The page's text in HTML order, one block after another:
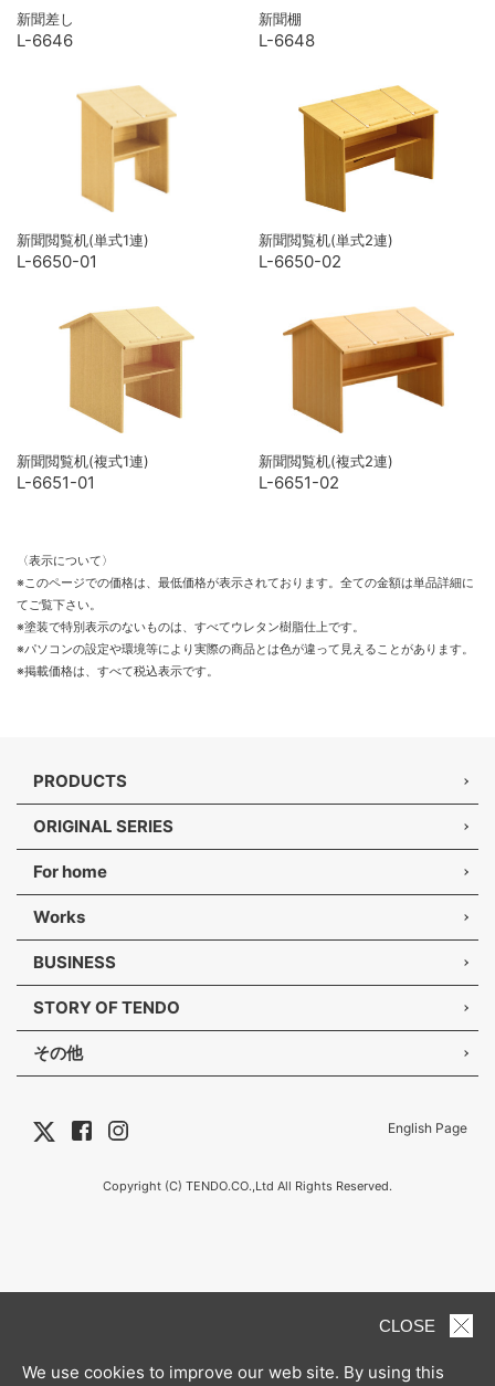
新聞差し
L-6646
新聞棚
L-6648
新聞閲覧机(単式1連)
L-6650-01
新聞閲覧机(単式2連)
L-6650-02
新聞閲覧机(複式1連)
L-6651-01
新聞閲覧机(複式2連)
L-6651-02
〈表示について〉
※このページでの価格は、最低価格が表示されております。全ての金額は単品詳細に
てご覧下さい。
※塗装で特別表示のないものは、すべてウレタン樹脂仕上です。
※パソコンの設定や環境等により実際の商品とは色が違って見えることがあります。
※掲載価格は、すべて税込表示です。
PRODUCTS
ORIGINAL SERIES
For home
Works
BUSINESS
STORY OF TENDO
その他
English Page
Copyright (C) TENDO.CO.,Ltd All Rights Reserved.
CLOSE
We use cookies to improve our web site. By using this